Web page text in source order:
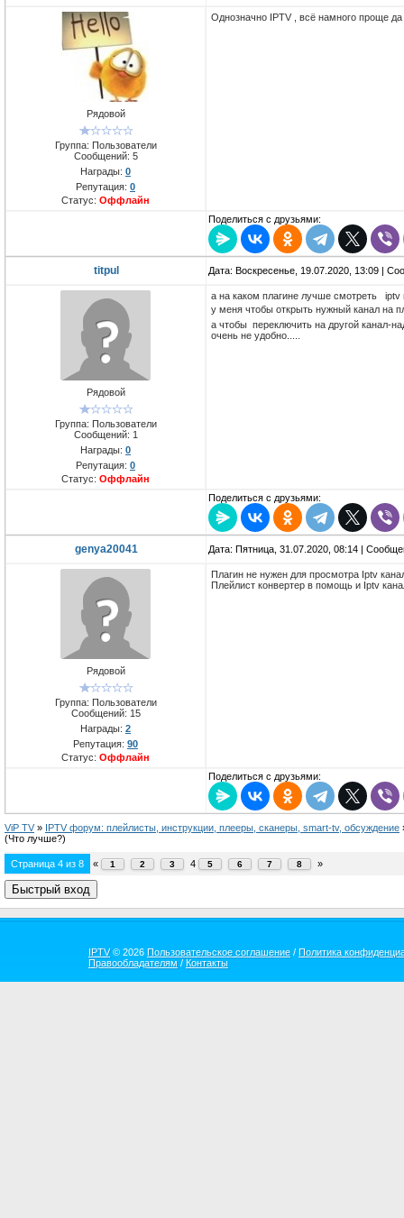
Рядовой
Группа: Пользователи
Сообщений: 5
Награды: 0
Репутация: 0
Статус: Оффлайн
Однозначно IPTV , всё намного проще
Поделиться с друзьями:
titpul Дата: Воскресенье, 19.07.2020, 13:09 |
Рядовой
Группа: Пользователи
Сообщений: 1
Награды: 0
Репутация: 0
Статус: Оффлайн
а на каком плагине лучше смотреть iptv
у меня чтобы открыть нужный канал на
а чтобы переключить на другой канал-
очень не удобно.....
Поделиться с друзьями:
genya20041 Дата: Пятница, 31.07.2020, 08:14 |
Рядовой
Группа: Пользователи
Сообщений: 15
Награды: 2
Репутация: 90
Статус: Оффлайн
Плагин не нужен для просмотра Iptv
Плейлист конвертер в помощь и Iptv
Поделиться с друзьями:
ViP TV » IPTV форум: плейлисты, инструкции, плееры, сканеры, smart-tv, обсуждение
(Что лучше?)
Страница 4 из 8 « 1 2 3 4 5 6 7 8 »
IPTV© 2026 Пользовательское соглашение / Политика
Правообладателям / Контакты